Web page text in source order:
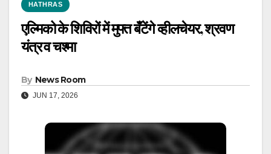
HATHRAS
एल्मिको के शिविरों में मुफ्त बँटेंगे व्हीलचेयर, श्रवण
यंत्र व चश्मा
By News Room
JUN 17, 2026